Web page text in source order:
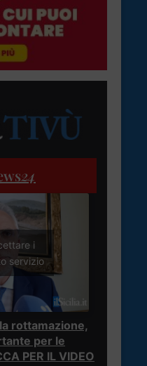
24
i
servizio
rottamazione,
per le
PER IL VIDEO